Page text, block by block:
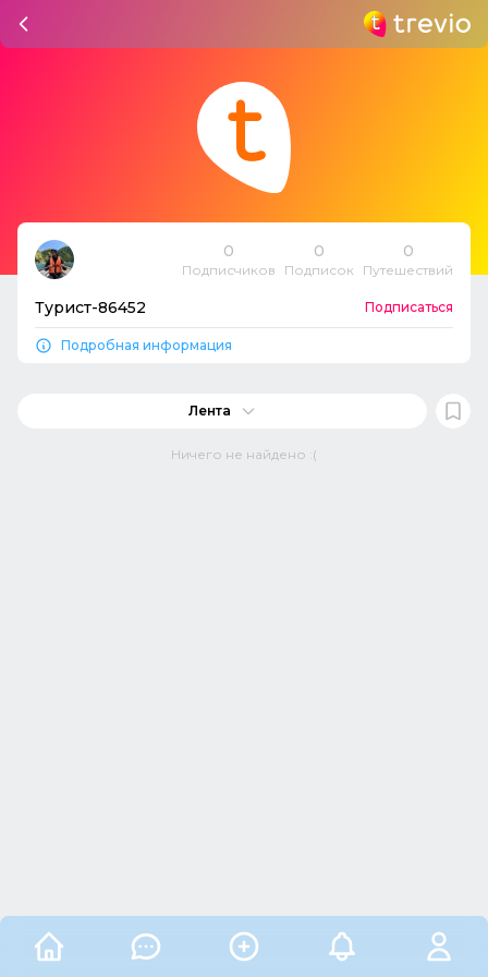
0
Подписчиков
0
Подписок
0
Путешествий
Турист-86452 Подписаться
Подробная информация
Лента
Ничего не найдено :(